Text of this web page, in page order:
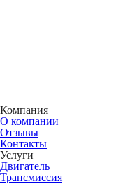
Компания
О компании
Отзывы
Контакты
Услуги
Двигатель
Трансмиссия